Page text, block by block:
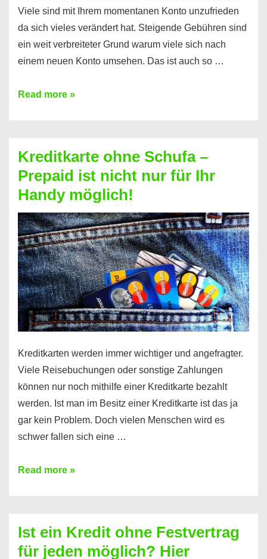
Viele sind mit Ihrem momentanen Konto unzufrieden
da sich vieles verändert hat. Steigende Gebühren sind
ein weit verbreiteter Grund warum viele sich nach
einem neuen Konto umsehen. Das ist auch so …
Konto
Neueröffnung
trotz
Schufaeintrag
möglich
Read more »
Kreditkarte ohne Schufa –
Prepaid ist nicht nur für Ihr
Handy möglich!
Kreditkarten werden immer wichtiger und angefragter.
Viele Reisebuchungen oder sonstige Zahlungen
können nur noch mithilfe einer Kreditkarte bezahlt
werden. Ist man im Besitz einer Kreditkarte ist das ja
gar kein Problem. Doch vielen Menschen wird es
schwer fallen sich eine …
Kreditkarte
Prepaid
ist
Read more »
Ist ein Kredit ohne Festvertrag
für jeden möglich? Hier